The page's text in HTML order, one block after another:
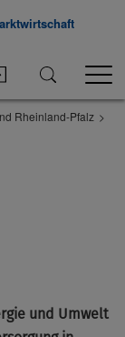
Rheinland-Pfalz
und Umwelt